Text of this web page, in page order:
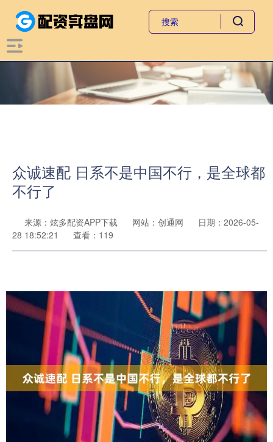
众诚速配 日系不是中国不行，是全球都
不行了
来源：炫多配资APP下载 网站：创通网
日期：2026-05-
28 18:52:21
查看：119